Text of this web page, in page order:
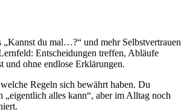
du mal…?“ und mehr Selbstvertrauen
Entscheidungen treffen, Abläufe
und ohne endlose Erklärungen.
Regeln sich bewährt haben. Du
alles kann“, aber im Alltag noch